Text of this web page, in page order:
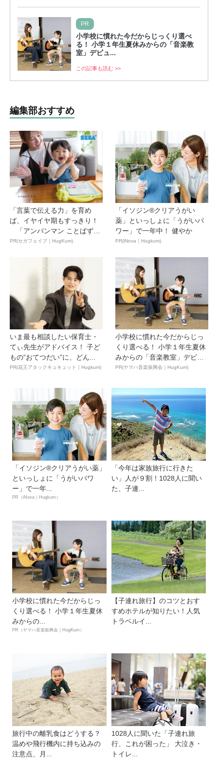
PR
小学校に慣れた今だからじっくり選べ
る！ 小学１年生夏休みからの「音楽教
室」デビュ...
この記事も読む >>
編集部おすすめ
「言葉で伝える力」を育め
ば、イヤイヤ期もすっきり！
「アンパンマン ことばずか
ん...
PR(セガフェイブ｜HugKum)
「イソジン®クリアうがい
薬」といっしょに「うがいパ
ワー」で一年中！ 健やか
PR(iNova｜Hugkum)
いま最も相談したい保育士・
てぃ先生がアドバイス！ 子ど
もの“おてつだい”に、どん...
PR(花王アタックキュキュット｜Hugkum)
小学校に慣れた今だからじっ
くり選べる！ 小学１年生夏休
みからの「音楽教室」デビ
ュ...
PR(ヤマハ音楽振興会｜HugKum)
「イソジン®クリアうがい薬」
といっしょに「うがいパワ
ー」で一年...
PR（iNova｜Hugkum）
「今年は家族旅行に行きた
い」人が９割！1028人に聞い
た、子連...
小学校に慣れた今だからじっ
くり選べる！ 小学１年生夏休
みからの...
PR（ヤマハ音楽振興会｜HugKum）
【子連れ旅行】のコツとおす
すめホテルが知りたい！人気
トラベルイ...
旅行中の離乳食はどうする？
温めや飛行機内に持ち込みの
注意点、月...
1028人に聞いた「子連れ旅
行、これが困った」 大泣き・
トイレ...